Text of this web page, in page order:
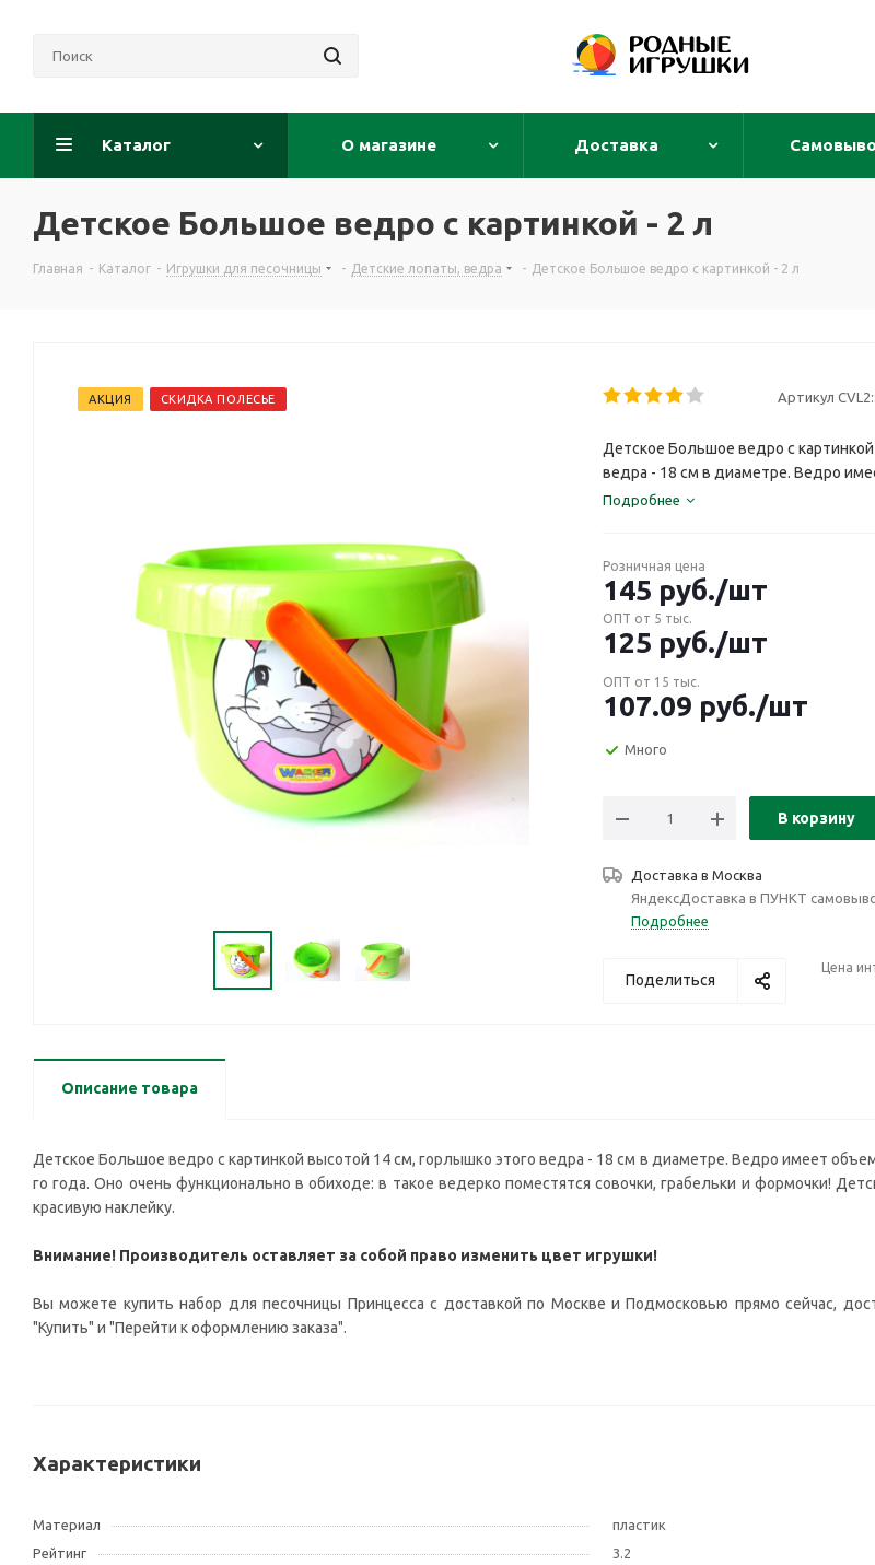
Каталог О магазине Доставка
Детское Большое ведро с картинкой - 2 л
Главная - Каталог - Игрушки для песочницы - Детские лопаты, ведра - Детское Большое ведро с картинкой - 2 л
АКЦИЯ СКИДКА ПОЛЕСЬЕ Артикул CVL2::
Детское Большое ведро с
ведра - 18 см в диаметре. Ведро
Подробнее
Розничная цена
145 руб./шт
ОПТ от 5 тыс.
125 руб./шт
ОПТ от 15 тыс.
107.09 руб./шт
Много
В корзину
Доставка в Москва
ЯндексДоставка в ПУНКТ
Подробнее
Поделиться
Цена
Описание товара
Детское Большое ведро с картинкой высотой 14 см, горлышко этого ведра - 18 см в диаметре. Ведро имеет
го года. Оно очень функционально в обиходе: в такое ведерко поместятся совочки, грабельки и формочки!
красивую наклейку.
Внимание! Производитель оставляет за собой право изменить цвет игрушки!
Вы можете купить набор для песочницы Принцесса с доставкой по Москве и Подмосковью прямо сейчас,
"Купить" и "Перейти к оформлению заказа".
Характеристики
Материал
пластик
Рейтинг
3.2